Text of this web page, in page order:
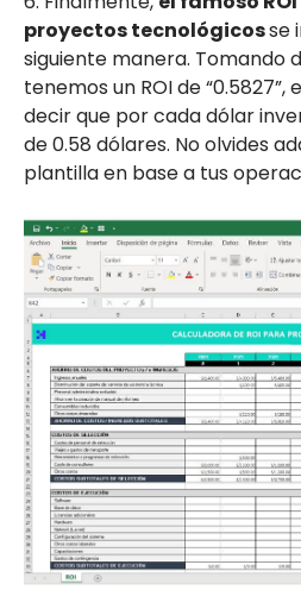
proyectos tecnológicosse
siguiente manera. Tomando
tenemos un ROI de
decir que por cada dólar
de 0.58 dólares. No olvides
plantilla en base a tus